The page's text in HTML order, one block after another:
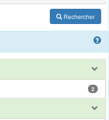
Rechercher
2